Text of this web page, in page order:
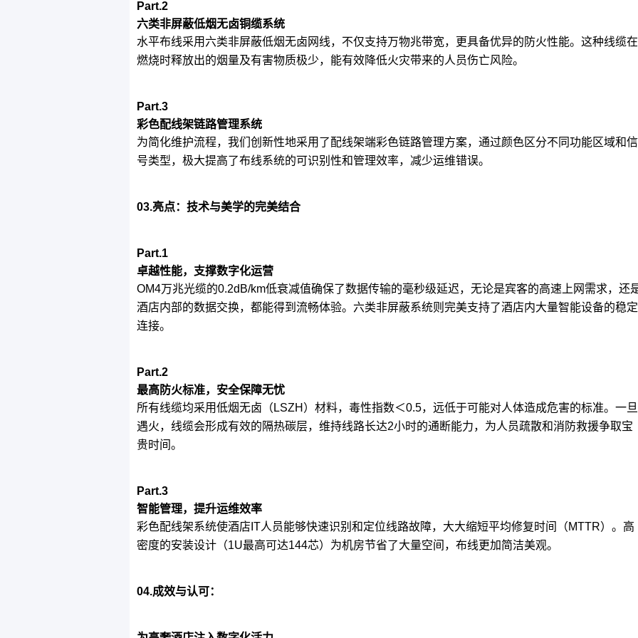
Part.2
六类非屏蔽低烟无卤铜缆系统
水平布线采用六类非屏蔽低烟无卤网线，不仅支持万物兆带宽，更具备优异的防火性能。这种线缆在
燃烧时释放出的烟量及有害物质极少，能有效降低火灾带来的人员伤亡风险。
Part.3
彩色配线架链路管理系统
为简化维护流程，我们创新性地采用了配线架端彩色链路管理方案，通过颜色区分不同功能区域和信
号类型，极大提高了布线系统的可识别性和管理效率，减少运维错误。
03.亮点：技术与美学的完美结合
Part.1
卓越性能，支撑数字化运营
OM4万兆光缆的0.2dB/km低衰减值确保了数据传输的毫秒级延迟，无论是宾客的高速上网需求，还
酒店内部的数据交换，都能得到流畅体验。六类非屏蔽系统则完美支持了酒店内大量智能设备的稳定
连接。
Part.2
最高防火标准，安全保障无忧
所有线缆均采用低烟无卤（LSZH）材料，毒性指数＜0.5，远低于可能对人体造成危害的标准。一旦
遇火，线缆会形成有效的隔热碳层，维持线路长达2小时的通断能力，为人员疏散和消防救援争取宝
贵时间。
Part.3
智能管理，提升运维效率
彩色配线架系统使酒店IT人员能够快速识别和定位线路故障，大大缩短平均修复时间（MTTR）。高
密度的安装设计（1U最高可达144芯）为机房节省了大量空间，布线更加简洁美观。
04.成效与认可：